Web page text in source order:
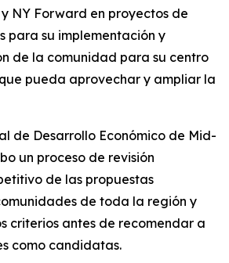
NY Forward en proyectos de
para su implementación y
de la comunidad para su centro
pueda aprovechar y ampliar la
de Desarrollo Económico de Mid-
un proceso de revisión
de las propuestas
de toda la región y
criterios antes de recomendar a
como candidatas.